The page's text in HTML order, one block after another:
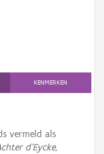
KENMERKEN
vermeld als
d’Eycke,